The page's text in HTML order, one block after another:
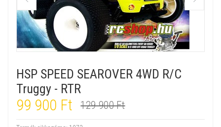
HSP SPEED SEAROVER 4WD R/C
Truggy - RTR
99 900 Ft 129 900 Ft